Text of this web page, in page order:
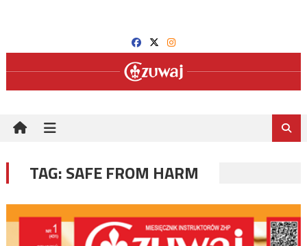
TAG:SAFE FROM HARM